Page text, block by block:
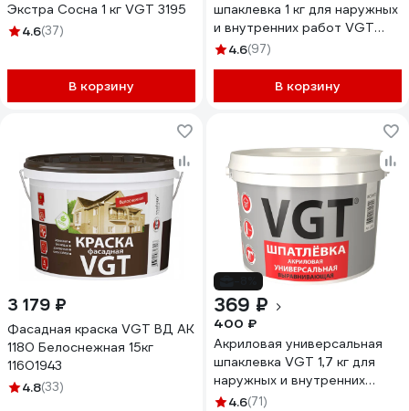
Экстра Сосна 1 кг VGT 3195
4.6(37)
В корзину
шпаклевка 1 кг для наружных
и внутренних работ VGT
52963
4.6(97)
В корзину
3 179 ₽
Фасадная краска VGT ВД АК
1180 Белоснежная 15кг
11601943
4.8(33)
369 ₽
400 ₽
Акриловая универсальная
шпаклевка VGT 1,7 кг для
наружных и внутренних
работ 51477
4.6(71)